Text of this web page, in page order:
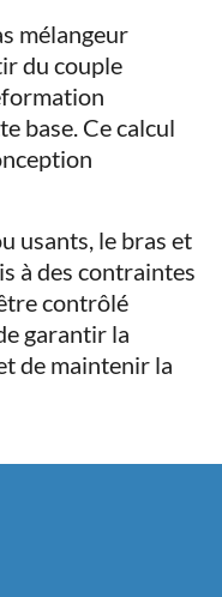
mélangeur
du couple
base. Ce calcul
usants, le bras et
à des contraintes
contrôlé
garantir la
de maintenir la